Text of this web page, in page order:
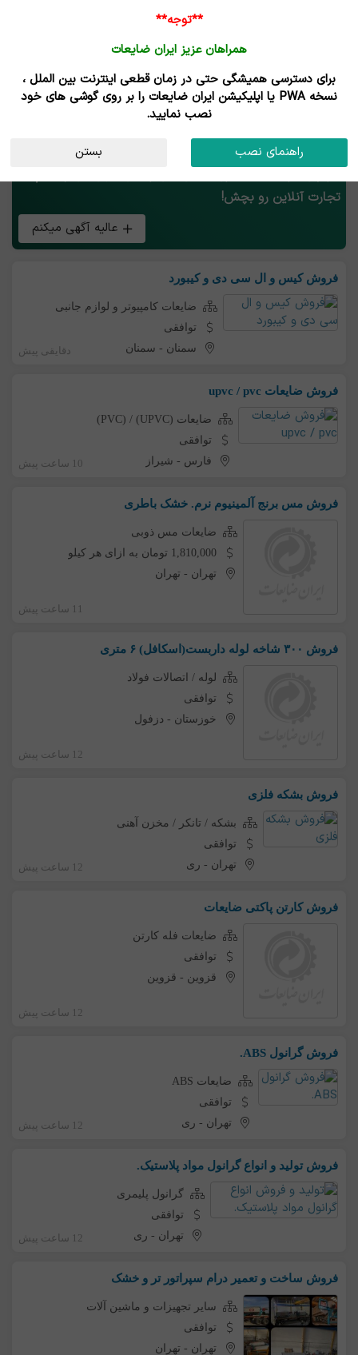
آگهی های فروش
تجارت آنلاین رو بچش!
عالیه آگهی میکنم
فروش کیس و ال سی دی و کیبورد
ضایعات کامپیوتر و لوازم جانبی
توافقی
سمنان - سمنان دقایقی پیش
فروش ضایعات upvc / pvc
ضایعات (UPVC) / (PVC)
توافقی
فارس - شیراز 10 ساعت پیش
فروش مس برنج آلمینیوم نرم. خشک باطری
ضایعات مس ذوبی
1,810,000 تومان به ازای هر کیلو
تهران - تهران
11 ساعت پیش
فروش ۳۰۰ شاخه لوله داربست(اسکافل) ۶ متری
لوله / اتصالات فولاد
توافقی
خوزستان - دزفول
12 ساعت پیش
فروش بشکه فلزی
بشکه / تانکر / مخزن آهنی
توافقی
تهران - ری 12 ساعت پیش
فروش کارتن پاکتی ضایعات
ضایعات فله کارتن
توافقی
قزوین - قزوین
12 ساعت پیش
فروش گرانول ABS.
ضایعات ABS
توافقی
تهران - ری 12 ساعت پیش
فروش تولید و انواع گرانول مواد پلاستیک.
گرانول پلیمری
توافقی
تهران - ری 12 ساعت پیش
فروش ساخت و تعمیر درام سپراتور تر و خشک
سایر تجهیزات و ماشین آلات
توافقی
تهران - تهران
**توجه**
همراهان عزیز ایران ضایعات
برای دسترسی همیشگی حتی در زمان قطعی اینترنت بین الملل ،
نسخه PWA یا اپلیکیشن ایران ضایعات را بر روی گوشی های خود
نصب نمایید.
راهنمای نصب بستن